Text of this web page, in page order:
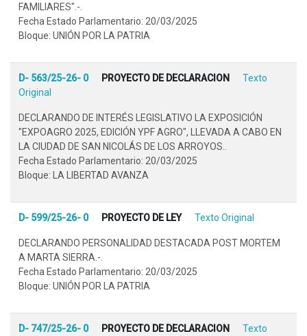
FAMILIARES".-.
Fecha Estado Parlamentario: 20/03/2025
Bloque: UNIÓN POR LA PATRIA
D- 563/25-26- 0 PROYECTO DE DECLARACION
Texto
Original
DECLARANDO DE INTERÉS LEGISLATIVO LA EXPOSICIÓN
"EXPOAGRO 2025, EDICIÓN YPF AGRO", LLEVADA A CABO EN
LA CIUDAD DE SAN NICOLÁS DE LOS ARROYOS..
Fecha Estado Parlamentario: 20/03/2025
Bloque: LA LIBERTAD AVANZA
D- 599/25-26- 0 PROYECTO DE LEY Texto Original
DECLARANDO PERSONALIDAD DESTACADA POST MORTEM
A MARTA SIERRA.-.
Fecha Estado Parlamentario: 20/03/2025
Bloque: UNIÓN POR LA PATRIA
D- 747/25-26- 0 PROYECTO DE DECLARACION
Texto